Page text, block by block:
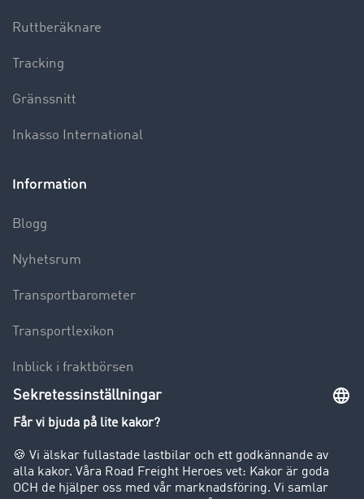
Ruttberäknare
Tracking
Gränssnitt
Inkasso International
Information
Blogg
Nyhetsrum
Transportbarometer
Transportlexikon
Inblick i fraktbörsen
Körförbud för lastbilar
Företag
Kunder värvar kunder